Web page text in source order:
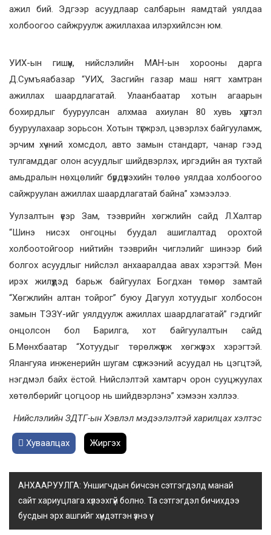
ажил бий. Эдгээр асуудлаар салбарын яамдтай уялдаа
холбоогоо сайжруулж ажиллахаа илэрхийлсэн юм.
УИХ-ын гишүүн, нийслэлийн МАН-ын хорооны дарга
Д.Сумъяабазар “УИХ, Засгийн газар маш нягт хамтран
ажиллах шаардлагатай. Улаанбаатар хотын агаарын
бохирдлыг бууруулсан алхмаа ахиулан 80 хувь хүртэл
бууруулахаар зорьсон. Хотын түгжрэл, цэвэрлэх байгууламж,
эрчим хүчний хомсдол, авто замын стандарт, чанар гээд
тулгамддаг олон асуудлыг шийдвэрлэх, иргэдийн ая тухтай
амьдралын нөхцөлийг бүрдүүлэхийн төлөө уялдаа холбоогоо
сайжруулан ажиллах шаардлагатай байна” хэмээлээ.
Уулзалтын үеэр Зам, тээврийн хөгжлийн сайд Л.Халтар
“Шинэ нисэх онгоцны буудал ашиглалтад орохтой
холбоотойгоор нийтийн тээврийн чиглэлийг шинээр бий
болгох асуудлыг нийслэл анхааралдаа авах хэрэгтэй. Мөн
ирэх жилүүдэд барьж байгуулах Богдхан төмөр замтай
“Хөгжлийн алтан тойрог” буюу Дагуул хотуудыг холбосон
замын ТЭЗҮ-ийг уялдуулж ажиллах шаардлагатай” гэдгийг
онцолсон бол Барилга, хот байгуулалтын сайд
Б.Мөнхбаатар “Хотуудыг төрөлжүүлж хөгжүүлэх хэрэгтэй.
Ялангуяа инженерийн шугам сүлжээний асуудал нь цэгцтэй,
нэгдмэл байх ёстой. Нийслэлтэй хамтарч орон сууцжуулах
хөтөлбөрийг цогцоор нь шийдвэрлэнэ” хэмээн хэллээ.
Нийслэлийн ЗДТГ-ын Хэвлэл мэдээлэлтэй харилцах хэлтэс
Хуваалцах Жиргэх
АНХААРУУЛГА: Уншигчдын бичсэн сэтгэгдэлд манай
сайт хариуцлага хүлээхгүй болно. Та сэтгэгдэл бичихдээ
бусдын эрх ашгийг хүндэтгэн үзнэ үү.